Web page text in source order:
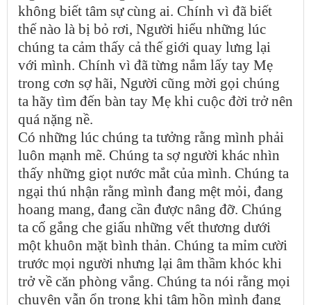
không biết tâm sự cùng ai. Chính vì đã biết
thế nào là bị bỏ rơi, Người hiểu những lúc
chúng ta cảm thấy cả thế giới quay lưng lại
với mình. Chính vì đã từng nắm lấy tay Mẹ
trong cơn sợ hãi, Người cũng mời gọi chúng
ta hãy tìm đến bàn tay Mẹ khi cuộc đời trở nên
quá nặng nề.
Có những lúc chúng ta tưởng rằng mình phải
luôn mạnh mẽ. Chúng ta sợ người khác nhìn
thấy những giọt nước mắt của mình. Chúng ta
ngại thú nhận rằng mình đang mệt mỏi, đang
hoang mang, đang cần được nâng đỡ. Chúng
ta cố gắng che giấu những vết thương dưới
một khuôn mặt bình thản. Chúng ta mỉm cười
trước mọi người nhưng lại âm thầm khóc khi
trở về căn phòng vắng. Chúng ta nói rằng mọi
chuyện vẫn ổn trong khi tâm hồn mình đang